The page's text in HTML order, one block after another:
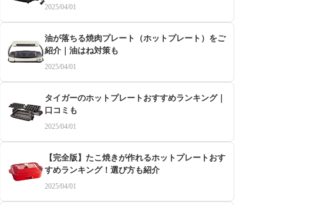
2025/04/01
油が落ちる焼肉プレート（ホットプレート）をご
紹介｜油はね対策も
2025/04/01
タイガーのホットプレートおすすめランキング｜
口コミも
2025/04/01
【完全版】たこ焼きが作れるホットプレートおす
すめランキング！選び方も紹介
2025/04/01